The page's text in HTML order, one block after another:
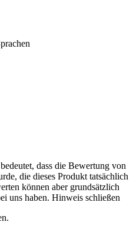
dass die Bewertung von
die dieses Produkt tatsächlich
können aber grundsätzlich
uns haben. Hinweis schließen